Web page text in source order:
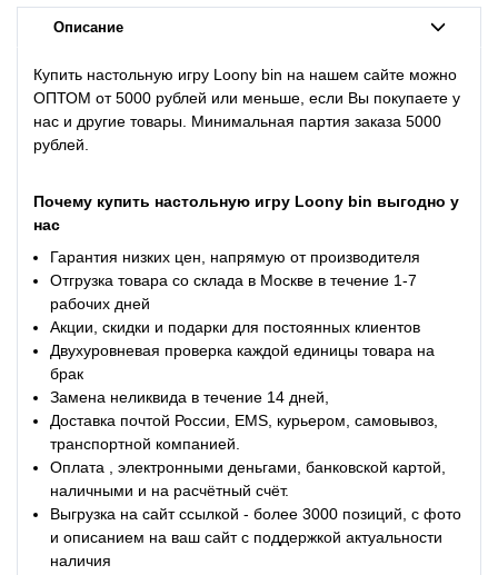
Описание
Купить настольную игру Loony bin на нашем сайте можно
ОПТОМ от 5000 рублей или меньше, если Вы покупаете у
нас и другие товары. Минимальная партия заказа 5000
рублей.
Почему купить настольную игру Loony bin выгодно у
нас
Гарантия низких цен, напрямую от производителя
Отгрузка товара со склада в Москве в течение 1-7
рабочих дней
Акции, скидки и подарки для постоянных клиентов
Двухуровневая проверка каждой единицы товара на
брак
Замена неликвида в течение 14 дней,
Доставка почтой России, EMS, курьером, самовывоз,
транспортной компанией.
Оплата , электронными деньгами, банковской картой,
наличными и на расчётный счёт.
Выгрузка на сайт ссылкой - более 3000 позиций, с фото
и описанием на ваш сайт с поддержкой актуальности
наличия